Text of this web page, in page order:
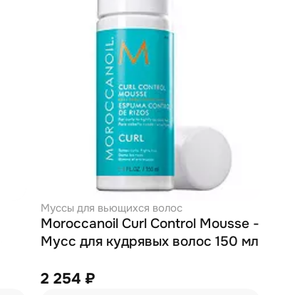
Муссы для вьющихся волос
Moroccanoil Curl Control Mousse -
Мусс для кудрявых волос 150 мл
2 254 ₽